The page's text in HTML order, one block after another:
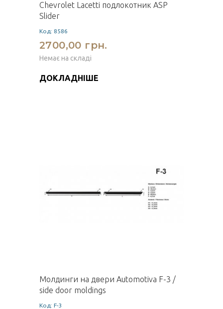
Chevrolet Lacetti подлокотник ASP
Slider
Код: 8586
2700,00 грн.
Немає на складі
ДОКЛАДНІШЕ
Молдинги на двери Automotiva F-3 /
side door moldings
Код: F-3